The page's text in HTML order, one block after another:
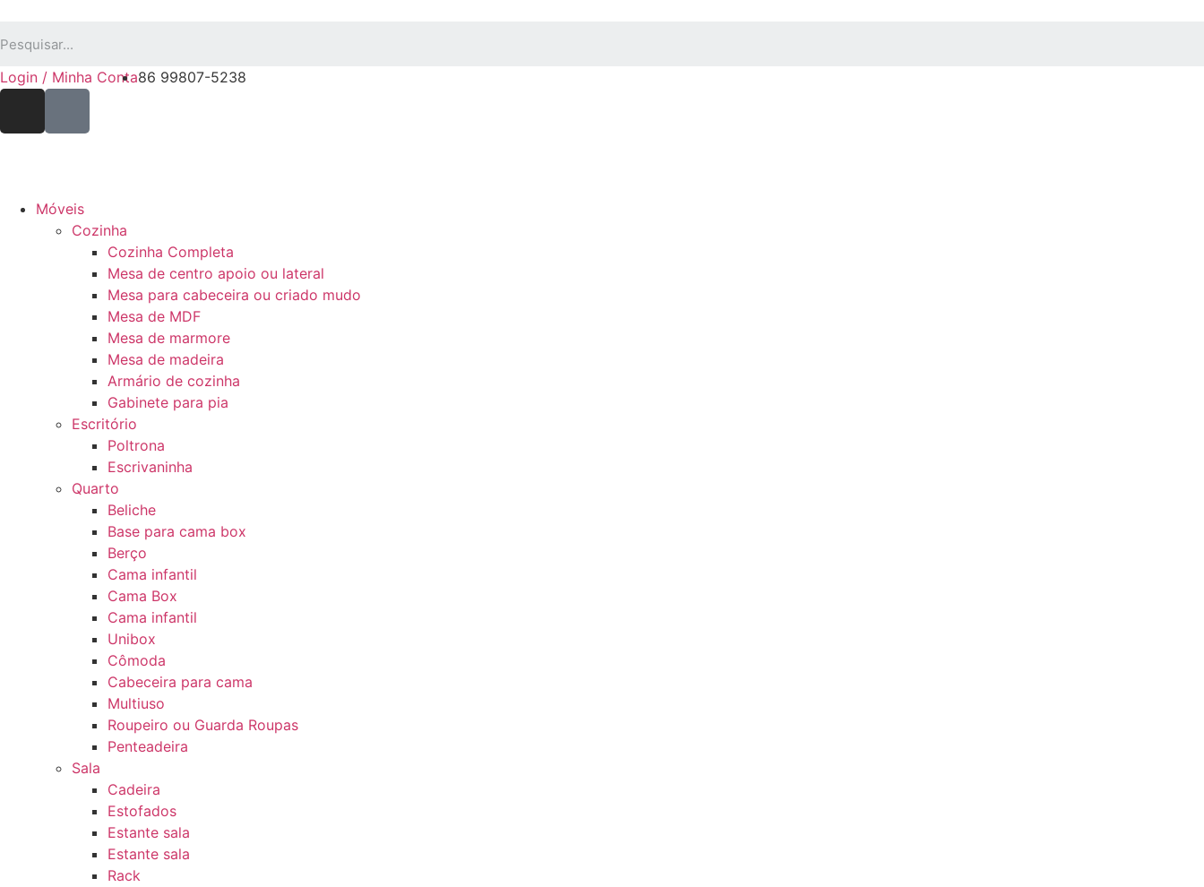
Login / Minha Conta86 99807-5238
Móveis
Cozinha
Cozinha Completa
Mesa de centro apoio ou lateral
Mesa para cabeceira ou criado mudo
Mesa de MDF
Mesa de marmore
Mesa de madeira
Armário de cozinha
Gabinete para pia
Escritório
Poltrona
Escrivaninha
Quarto
Beliche
Base para cama box
Berço
Cama infantil
Cama Box
Cama infantil
Unibox
Cômoda
Cabeceira para cama
Multiuso
Roupeiro ou Guarda Roupas
Penteadeira
Sala
Cadeira
Estofados
Estante sala
Estante sala
Rack